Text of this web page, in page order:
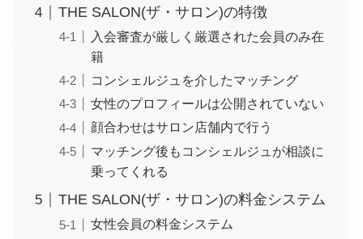
THE SALON(ザ・サロン)の特徴
入会審査が厳しく厳選された会員のみ在
籍
コンシェルジュを介したマッチング
女性のプロフィールは公開されていない
顔合わせはサロン店舗内で行う
マッチング後もコンシェルジュが相談に
乗ってくれる
THE SALON(ザ・サロン)の料金システム
女性会員の料金システム